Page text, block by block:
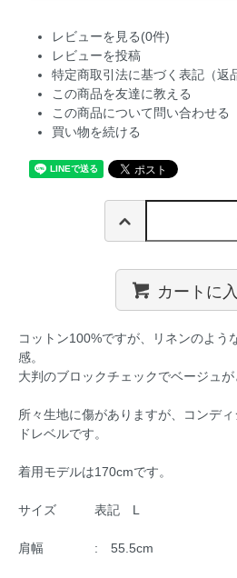
レビューを見る(0件)
レビューを投稿
特定商取引法に基づく表記（返
この商品を友達に教える
この商品について問い合わせる
買い物を続ける
カートに
コットン100%ですが、リネンのよう
感。
大判のブロックチェックでベージュが
所々生地に傷がありますが、コンデ
ドレベルです。
着用モデルは170cmです。
サイズ 表記 L
肩幅 : 55.5cm